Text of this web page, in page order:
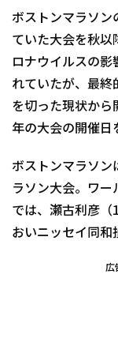
ボストンマラソン
ていた大会を秋以
ロナウイルスの
れていたが、最終
を切った現状から
年の大会の開催日
ボストンマラソン
ラソン大会。ワー
では、瀬古利彦（
おいニッセイ同和
広